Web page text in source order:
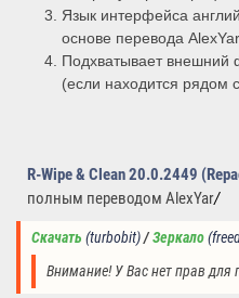
Язык интерфейса
основе перевода
Подхватывает внешний
(если находится рядом
R-Wipe & Clean 20.0.2449
полным переводом AlexYar/
Скачать (turbobit)/ Зеркало(
Внимание! У Вас нет прав для